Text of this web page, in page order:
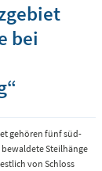
bei
gehören fünf süd-
Steilhänge
von Schloss